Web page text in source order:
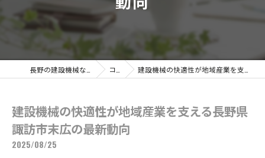
コラム 建設機械の快適性が地域産業を支える長野県諏訪市末広の最新動向
建設機械の快適性が地域産業を支える長野県
諏訪市末広の最新動向
2025/08/25